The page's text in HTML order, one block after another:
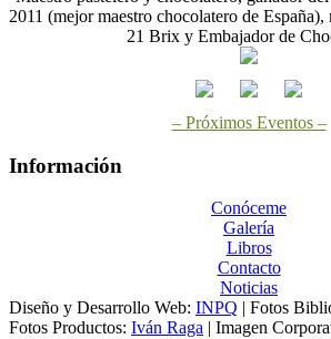
con
2011 (mejor maestro chocolatero de
21 Brix y Embajador de
– Próximos Eventos –
Información
Conóceme
Galería
Libros
Contacto
Noticias
Diseño y Desarrollo Web: INPQ | Fotos
Fotos Productos: Iván Raga | Imagen